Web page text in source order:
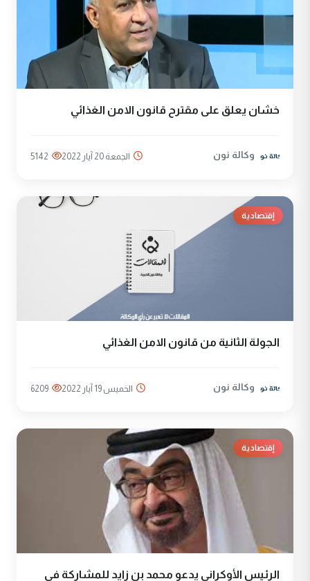
خشان يعلق على مقترح قانون الامن الغذائي
وكالة نون الجمعة 20 آيار 2022 5142
إقتصادية
الجولة الثانية من قانون الامن الغذائي
وكالة نون الخميس 19 آيار 2022 6209
إقتصادية
الرئيس الأوكراني يدعو محمد بن زايد للمشاركة في